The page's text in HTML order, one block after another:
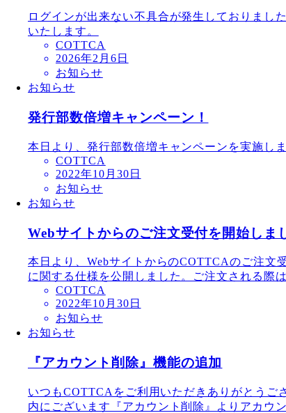
ログインが出来ない不具合が発生しておりまし
いたします。
COTTCA
2026年2月6日
お知らせ
お知らせ
発行部数倍増キャンペーン！
本日より、発行部数倍増キャンペーンを実施し
COTTCA
2022年10月30日
お知らせ
お知らせ
Webサイトからのご注文受付を開始しま
本日より、WebサイトからのCOTTCAのご注文
に関する仕様を公開しました。ご注文される際
COTTCA
2022年10月30日
お知らせ
お知らせ
『アカウント削除』機能の追加
いつもCOTTCAをご利用いただきありがとうご
内にございます『アカウント削除』よりアカウ